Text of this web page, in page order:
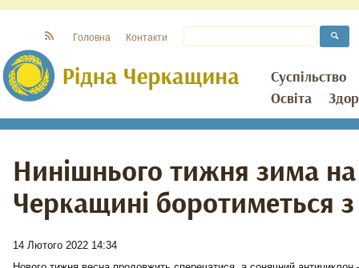
Суспільство
Освіта
Головна Контакти
Нинішнього тижня зима на
Черкащині боротиметься
14 Лютого 2022 14:34